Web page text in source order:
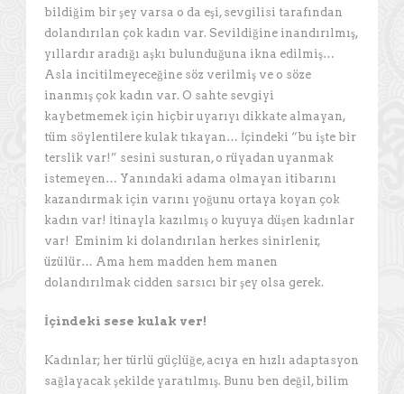
bildiğim bir şey varsa o da eşi, sevgilisi tarafından
dolandırılan çok kadın var. Sevildiğine inandırılmış,
yıllardır aradığı aşkı bulunduğuna ikna edilmiş…
Asla incitilmeyeceğine söz verilmiş ve o söze
inanmış çok kadın var. O sahte sevgiyi
kaybetmemek için hiçbir uyarıyı dikkate almayan,
tüm söylentilere kulak tıkayan… İçindeki “bu işte bir
terslik var!” sesini susturan, o rüyadan uyanmak
istemeyen… Yanındaki adama olmayan itibarını
kazandırmak için varını yoğunu ortaya koyan çok
kadın var! İtinayla kazılmış o kuyuya düşen kadınlar
var! Eminim ki dolandırılan herkes sinirlenir,
üzülür… Ama hem madden hem manen
dolandırılmak cidden sarsıcı bir şey olsa gerek.
İçindeki sese kulak ver!
Kadınlar; her türlü güçlüğe, acıya en hızlı adaptasyon
sağlayacak şekilde yaratılmış. Bunu ben değil, bilim